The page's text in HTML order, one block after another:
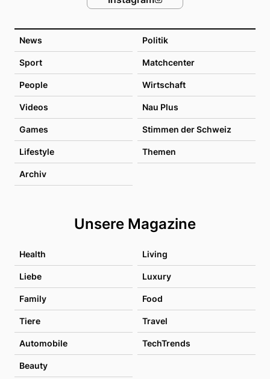
News Politik
Sport Matchcenter
People Wirtschaft
Videos Nau Plus
Games Stimmen der Schweiz
Lifestyle Themen
Archiv
Unsere Magazine
Health Living
Liebe Luxury
Family Food
Tiere Travel
Automobile TechTrends
Beauty